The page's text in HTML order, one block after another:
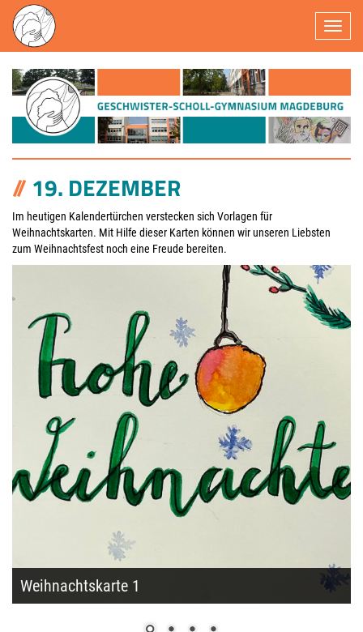
19. DEZEMBER
Im heutigen Kalendertürchen verstecken sich Vorlagen für
Weihnachtskarten. Mit Hilfe dieser Karten können wir unseren Liebsten
zum Weihnachtsfest noch eine Freude bereiten.
Weihnachtskarte 1